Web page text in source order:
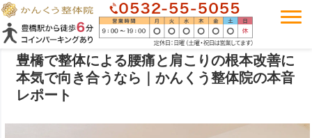
豊橋で整体による腰痛と肩こりの根本改善に
本気で向き合うなら｜かんくう整体院の本音
レポート